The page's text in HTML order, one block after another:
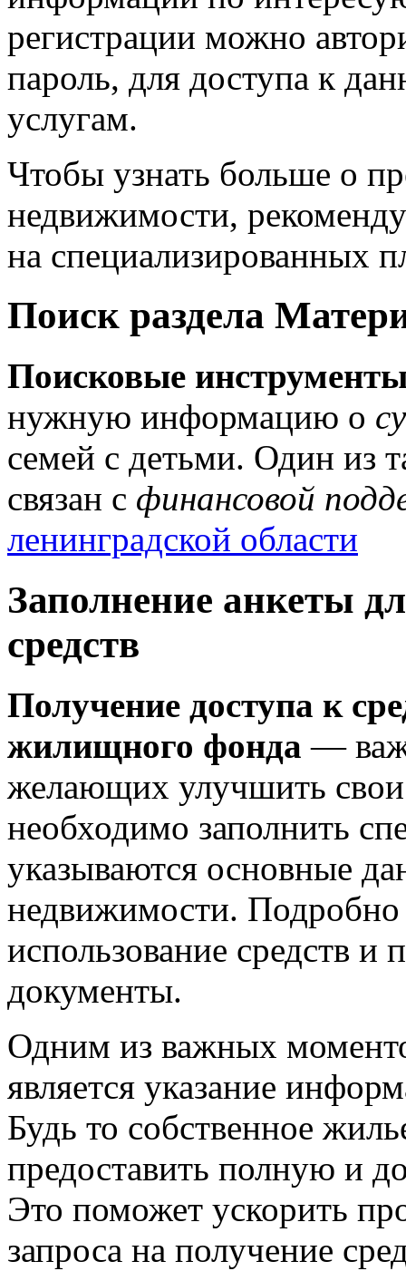
регистрации можно
пароль, для доступа к
услугам.
Чтобы узнать больше о
недвижимости,
на специализированных
Поиск раздела
Поисковые
нужную информацию о
семей с детьми. Один из
связан с финансовой
ленинградской области
Заполнение анкеты
средств
Получение доступа к
жилищного фонда —
желающих улучшить
необходимо заполнить
указываются основные
недвижимости. Подробно
использование средств и
документы.
Одним из важных
является указание
Будь то собственное
предоставить полную и
Это поможет ускорить
запроса на получение